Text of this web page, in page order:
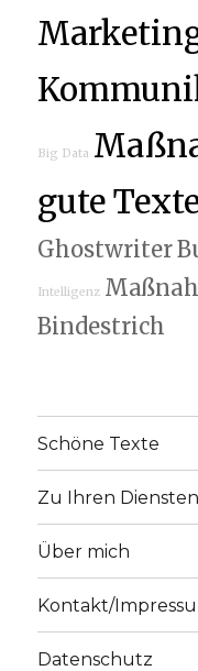
Big Data
gute
Ghostwriter
Intelligenz
Bindestrich
Schöne Texte
Zu Ihren Diensten
Über mich
Kontakt/
Datenschutz